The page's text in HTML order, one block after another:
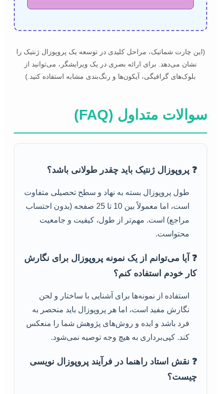
(این چارت شماتیک، مراحل کلیدی در توسعه یک پروپوزال ژنتیک را
نشان می‌دهد. برای ارائه بصری در یک ویرایشگر، می‌توانید از
بلوک‌های گرافیگی، آیکون‌ها و رنگ‌بندی مشابه استفاده کنید.)
سوالات متداول (FAQ)
❓ پروپوزال ژنتیک باید چقدر طولانی باشد؟
طول پروپوزال بسته به نهاد و سطح تحصیلی متفاوت
است، اما معمولاً بین 10 تا 25 صفحه (بدون احتساب
مراجع) است. مهم‌تر از طول، کیفیت و جامعیت
محتواست.
❓ آیا می‌توانم از یک نمونه پروپوزال برای نگارش
کار خودم استفاده کنم؟
استفاده از نمونه‌ها برای آشنایی با ساختار و لحن
نگارش مفید است، اما هر پروپوزال باید منحصر به
فرد باشد و ایده و روش‌های پژوهش شما را منعکس
کند. کپی‌برداری به هیچ وجه توصیه نمی‌شود.
❓ نقش استاد راهنما در فرآیند پروپوزال نویسی
چیست؟